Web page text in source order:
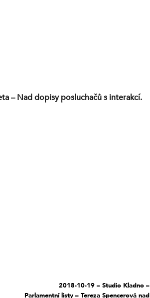
– Nad dopisy posluchačů s interakcí.
2018-10-19 – Studio Kladno –
Parlamentní listy – Tereza Spencerová nad